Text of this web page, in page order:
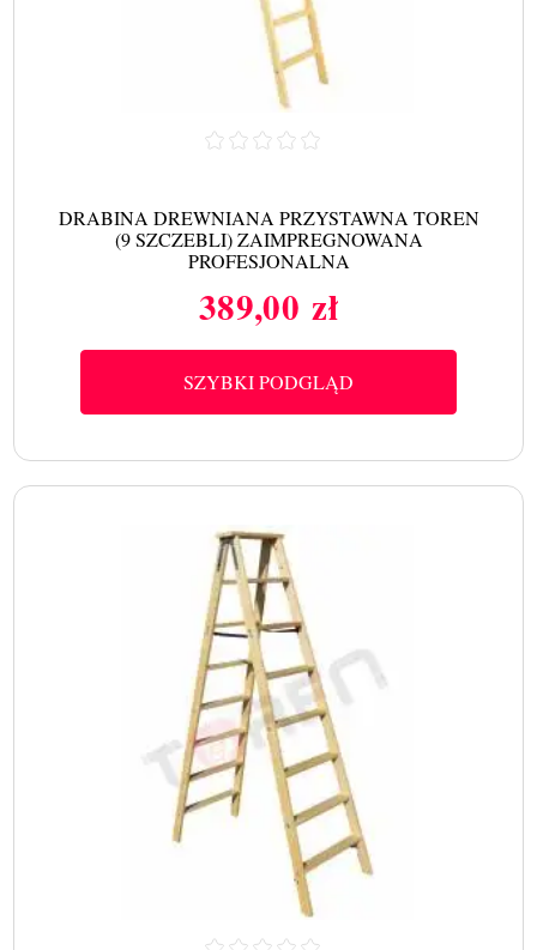
DRABINA DREWNIANA PRZYSTAWNA TOREN
(9 SZCZEBLI) ZAIMPREGNOWANA
PROFESJONALNA
Cena
389,00 zł
SZYBKI PODGLĄD